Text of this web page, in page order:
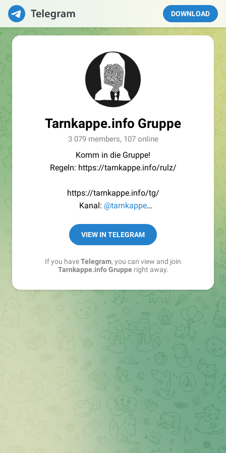
DOWNLOAD
Tarnkappe.info Gruppe
3 079 members, 107 online
Komm in die Gruppe!
Regeln: https://tarnkappe.info/rulz/
https://tarnkappe.info/tg/
Kanal: @tarnkappe
Best of:@bestoftarnkappe
Kochen: https://t.me/+WSW5F1VcmhliMjk6
VIEW IN TELEGRAM
If you haveTelegram, you can view and join
Tarnkappe.info Grupperight away.